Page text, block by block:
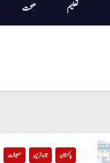
تعلیم صحت
پاکستان تازہ ترین معیشت